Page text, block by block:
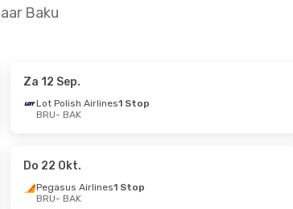
Baku
Za 12 Sep.
Lot Polish Airlines1 Stop
BRU- BAK
Do 22 Okt.
Pegasus Airlines1 Stop
BRU- BAK